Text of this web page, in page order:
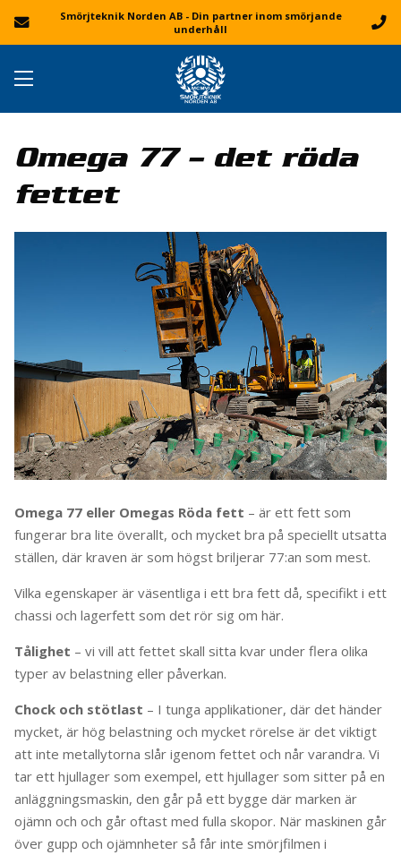
Smörjteknik Norden AB - Din partner inom smörjande
underhåll
Omega 77 – det röda
fettet
Omega 77 eller Omegas Röda fett – är ett fett som
fungerar bra lite överallt, och mycket bra på speciellt utsatta
ställen, där kraven är som högst briljerar 77:an som mest.
Vilka egenskaper är väsentliga i ett bra fett då, specifikt i ett
chassi och lagerfett som det rör sig om här.
Tålighet – vi vill att fettet skall sitta kvar under flera olika
typer av belastning eller påverkan.
Chock och stötlast – I tunga applikationer, där det händer
mycket, är hög belastning och mycket rörelse är det viktigt
att inte metallytorna slår igenom fettet och når varandra. Vi
tar ett hjullager som exempel, ett hjullager som sitter på en
anläggningsmaskin, den går på ett bygge där marken är
ojämn och och går oftast med fulla skopor. När maskinen går
över gupp och ojämnheter så får inte smörjfilmen i